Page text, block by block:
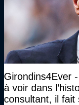
Girondins4Ever
à voir dans
consultant, il fait